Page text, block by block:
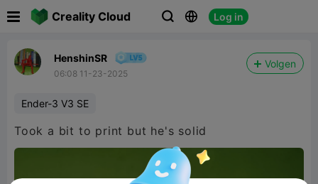
Creality Cloud   Log in
HenshinSR
06:08 11-23-2025
Volgen
Ender-3 V3 SE
Took a bit to print but he's solid